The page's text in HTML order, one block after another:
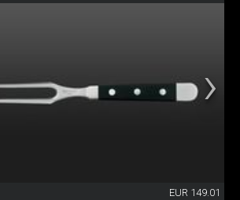
EUR 149.01